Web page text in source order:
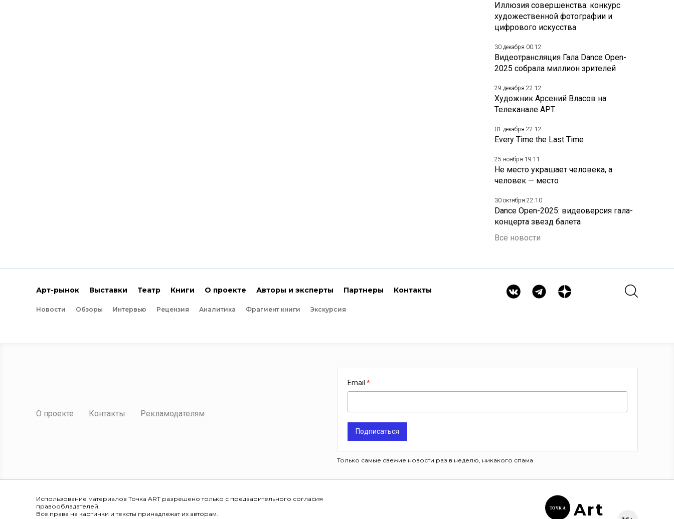
Иллюзия совершенства: конкурс
художественной фотографии и
цифрового искусства
30 декабря 00:12
Видеотрансляция Гала Dance Open-
2025 собрала миллион зрителей
29 декабря 22:12
Художник Арсений Власов на
Телеканале АРТ
01 декабря 22:12
Every Time the Last Time
25 ноября 19:11
Не место украшает человека, а
человек — место
30 октября 22:10
Dance Open-2025: видеоверсия гала-
концерта звезд балета
Все новости
Арт-рынок Выставки Театр Книги О проекте Авторы и эксперты Партнеры Контакты
Новости Обзоры Интервью Рецензия Аналитика Фрагмент книги Экскурсия
О проекте Контакты Рекламодателям
Email
Подписаться
Только самые свежие новости раз в неделю, никакого спама
Использование материалов Точка ART разрешено только с предварительного согласия
правообладателей.
Все права на картинки и тексты принадлежат их авторам.
ТОЧК А Art